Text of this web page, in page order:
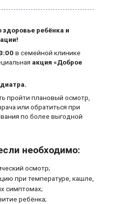
ребёнка и
в семейной клинике
акция «Доброе
пройти плановый осмотр,
или обратиться при
по более выгодной
необходимо:
осмотр;
при температуре, кашле,
симптомах;
ребёнка;